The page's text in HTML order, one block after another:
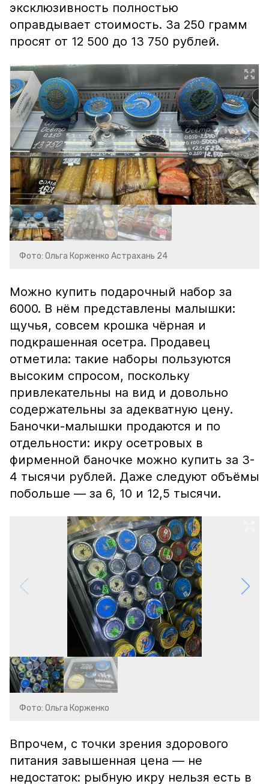
эксклюзивность полностью
оправдывает стоимость. За 250 грамм
просят от 12 500 до 13 750 рублей.
Фото: Ольга Корженко Астрахань 24
Можно купить подарочный набор за
6000. В нём представлены малышки:
щучья, совсем крошка чёрная и
подкрашенная осетра. Продавец
отметила: такие наборы пользуются
высоким спросом, поскольку
привлекательны на вид и довольно
содержательны за адекватную цену.
Баночки-малышки продаются и по
отдельности: икру осетровых в
фирменной баночке можно купить за 3-
4 тысячи рублей. Даже следуют объёмы
побольше — за 6, 10 и 12,5 тысячи.
Фото: Ольга Корженко
Впрочем, с точки зрения здорового
питания завышенная цена — не
недостаток: рыбную икру нельзя есть в